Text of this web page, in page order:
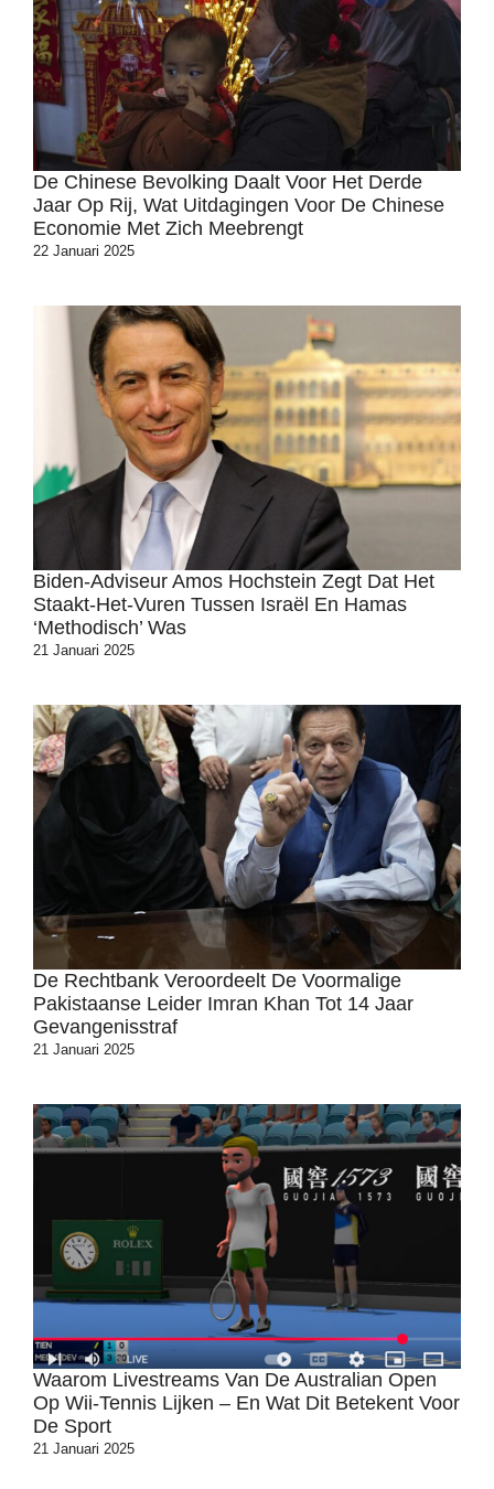
De Chinese Bevolking Daalt Voor Het Derde
Jaar Op Rij, Wat Uitdagingen Voor De Chinese
Economie Met Zich Meebrengt
22 Januari 2025
Biden-Adviseur Amos Hochstein Zegt Dat Het
Staakt-Het-Vuren Tussen Israël En Hamas
‘methodisch’ Was
21 Januari 2025
De Rechtbank Veroordeelt De Voormalige
Pakistaanse Leider Imran Khan Tot 14 Jaar
Gevangenisstraf
21 Januari 2025
Waarom Livestreams Van De Australian Open
Op Wii-Tennis Lijken – En Wat Dit Betekent Voor
De Sport
21 Januari 2025